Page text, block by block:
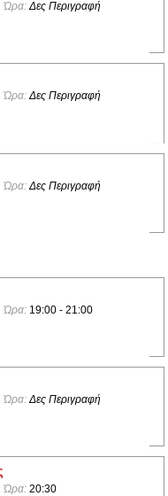
Ώρα:Δες Περιγραφή
Ώρα:Δες Περιγραφή
Ώρα: Δες Περιγραφή
Ώρα: 19:00 - 21:00
Ώρα: Δες Περιγραφή
Ώρα: 20:30